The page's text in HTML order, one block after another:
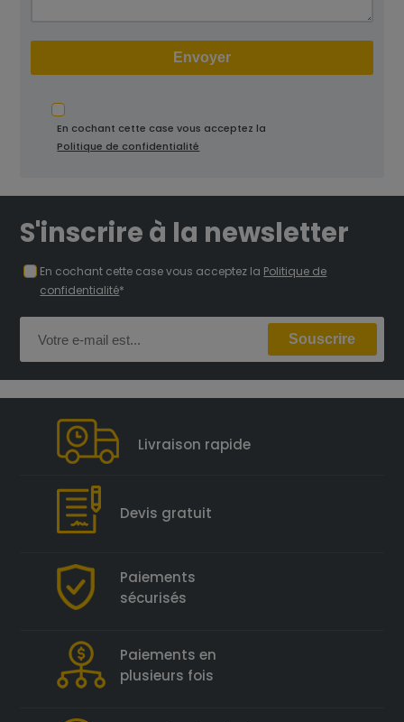
En cochant cette case vous acceptez la
Politique de confidentialité
S'inscrire à la newsletter
En cochant cette case vous acceptez la Politique de
confidentialité*
Livraison rapide
Devis gratuit
Paiements
sécurisés
Paiements en
plusieurs fois